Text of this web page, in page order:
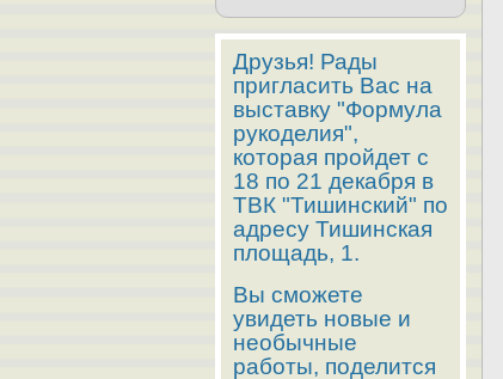
Друзья! Рады
пригласить Вас на
выставку "Формула
рукоделия",
которая пройдет с
18 по 21 декабря в
ТВК "Тишинский" по
адресу Тишинская
площадь, 1.
Вы сможете
увидеть новые и
необычные
работы, поделится